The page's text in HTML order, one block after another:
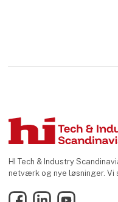
HI Tech & Industry
netværk og nye løsninger. Vi
FacebookLinkedInYouTube